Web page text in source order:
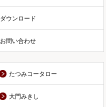
ダウンロード
お問い合わせ
たつみコータロー
大門みきし